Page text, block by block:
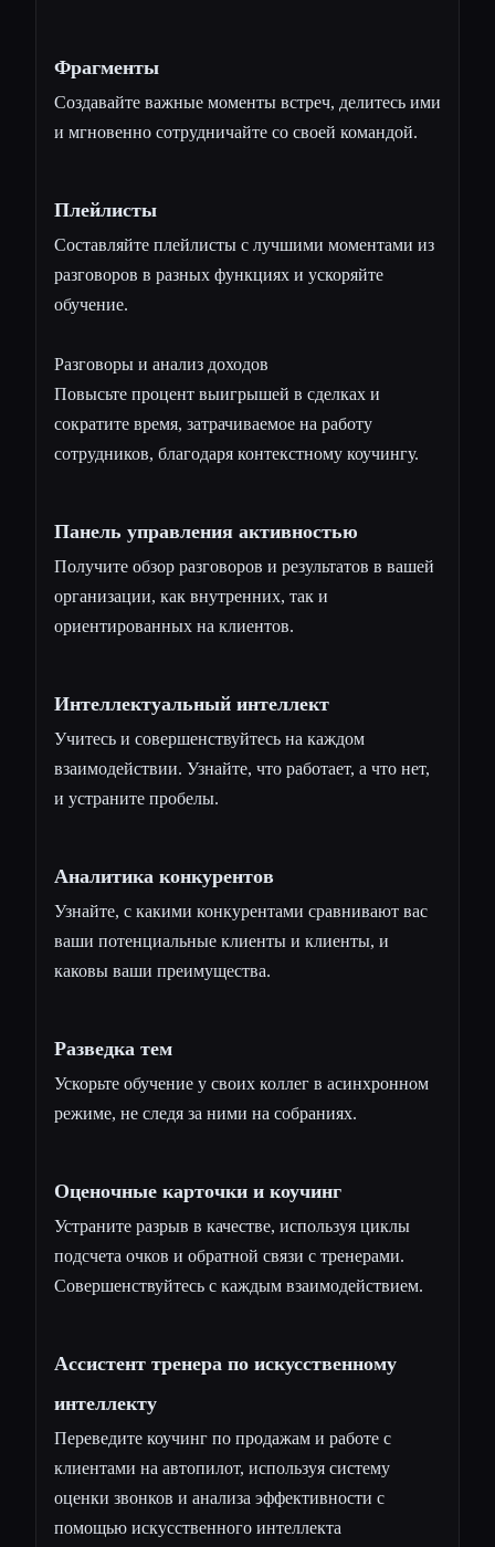
Фрагменты
Создавайте важные моменты встреч, делитесь ими
и мгновенно сотрудничайте со своей командой.
Плейлисты
Составляйте плейлисты с лучшими моментами из
разговоров в разных функциях и ускоряйте
обучение.
Разговоры и анализ доходов
Повысьте процент выигрышей в сделках и
сократите время, затрачиваемое на работу
сотрудников, благодаря контекстному коучингу.
Панель управления активностью
Получите обзор разговоров и результатов в вашей
организации, как внутренних, так и
ориентированных на клиентов.
Интеллектуальный интеллект
Учитесь и совершенствуйтесь на каждом
взаимодействии. Узнайте, что работает, а что нет,
и устраните пробелы.
Аналитика конкурентов
Узнайте, с какими конкурентами сравнивают вас
ваши потенциальные клиенты и клиенты, и
каковы ваши преимущества.
Разведка тем
Ускорьте обучение у своих коллег в асинхронном
режиме, не следя за ними на собраниях.
Оценочные карточки и коучинг
Устраните разрыв в качестве, используя циклы
подсчета очков и обратной связи с тренерами.
Совершенствуйтесь с каждым взаимодействием.
Ассистент тренера по искусственному
интеллекту
Переведите коучинг по продажам и работе с
клиентами на автопилот, используя систему
оценки звонков и анализа эффективности с
помощью искусственного интеллекта